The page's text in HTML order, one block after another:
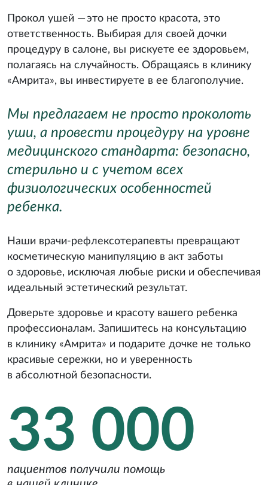
Прокол ушей — это не просто красота, это
ответственность. Выбирая для своей дочки
процедуру в салоне, вы рискуете ее здоровьем,
полагаясь на случайность. Обращаясь в клинику
«Амрита», вы инвестируете в ее благополучие.
Мы предлагаем не просто проколоть
уши, а провести процедуру на уровне
медицинского стандарта: безопасно,
стерильно и с учетом всех
физиологических особенностей
ребенка.
Наши врачи-рефлексотерапевты превращают
косметическую манипуляцию в акт заботы
о здоровье, исключая любые риски и обеспечивая
идеальный эстетический результат.
Доверьте здоровье и красоту вашего ребенка
профессионалам. Запишитесь на консультацию
в клинику «Амрита» и подарите дочке не только
красивые сережки, но и уверенность
в абсолютной безопасности.
33 000
пациентов получили помощь